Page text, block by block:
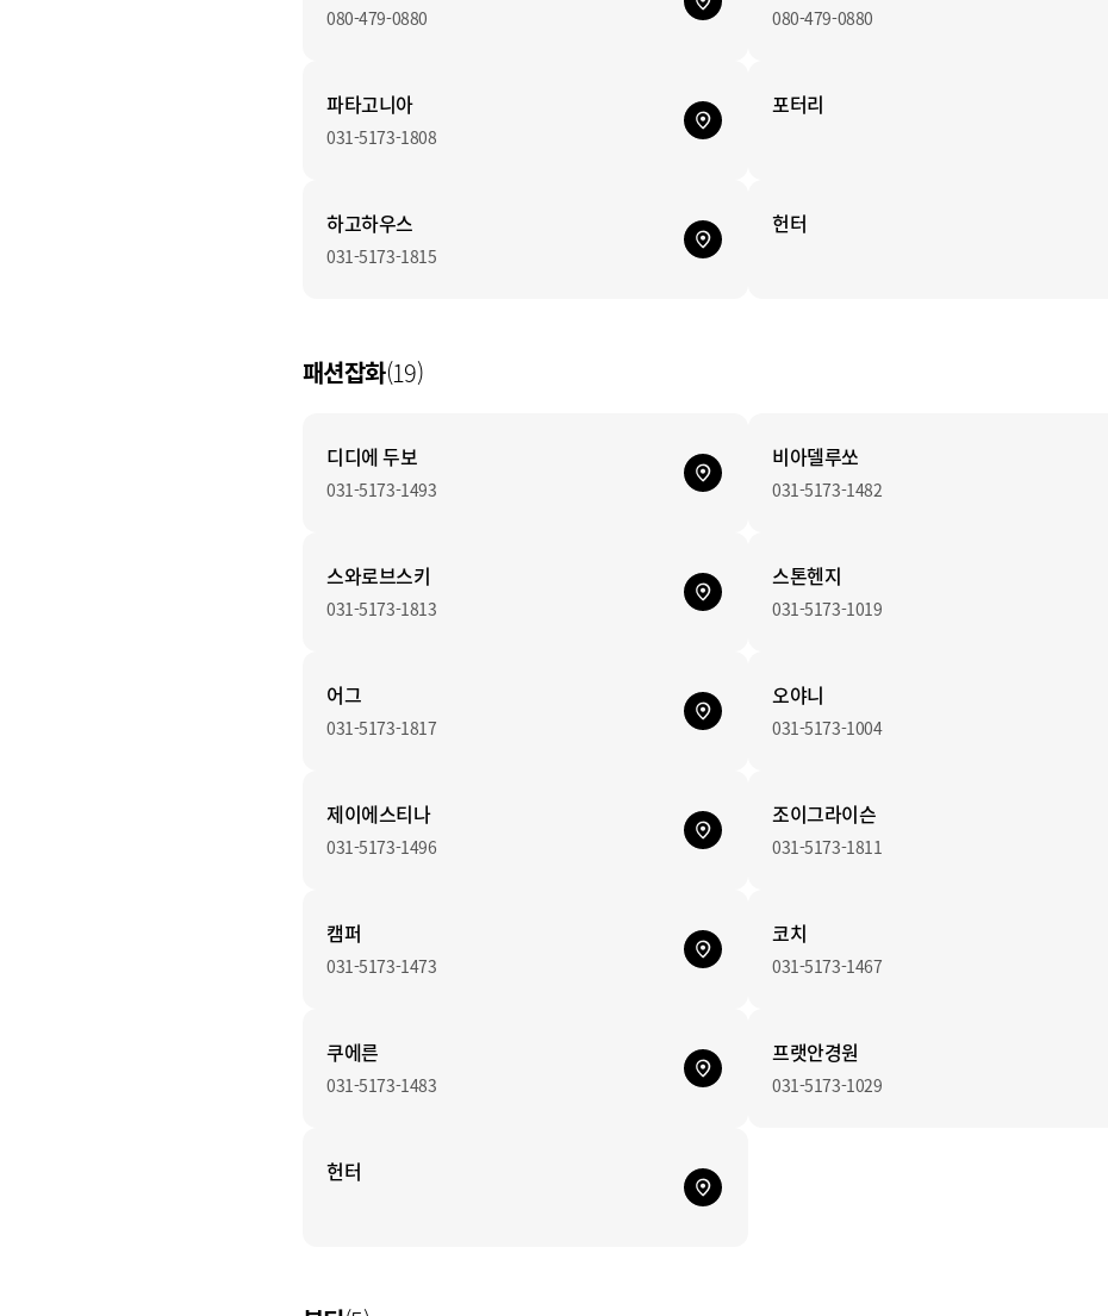
080-479-0880 080-479-0880
파타고니아
031-5173-1808
포터리
하고하우스
031-5173-1815
헌터
패션잡화(19)
디디에 두보
031-5173-1493
비아델루쏘
031-5173-1482
스와로브스키
031-5173-1813
스톤헨지
031-5173-1019
어그
031-5173-1817
오야니
031-5173-1004
제이에스티나
031-5173-1496
조이그라이슨
031-5173-1811
캠퍼
031-5173-1473
코치
031-5173-1467
쿠에른
031-5173-1483
프랫안경원
031-5173-1029
헌터